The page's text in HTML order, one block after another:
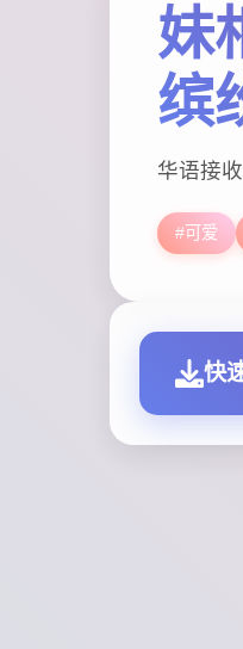
妹
缤
华语接
#可爱
快